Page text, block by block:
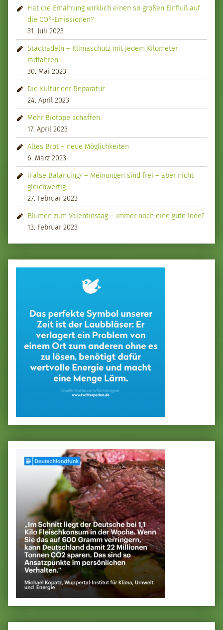
Hat die Ernährung wirklich einen so großen Einfluß auf
die CO²-Emissionen?
31. Juli 2023
Stadtradeln – Klimaschutz mit jedem Kilometer
radfahren
30. Mai 2023
Die Kultur der Reparatur
24. April 2023
Mehr Biotope schaffen
17. April 2023
Altes Brot – neue Möglichkeiten
6. März 2023
›False Balancing‹ – Meinungen sind frei – aber nicht
gleichwertig
27. Februar 2023
Blumen zum Valentinstag – immer noch eine gute Idee?
13. Februar 2023